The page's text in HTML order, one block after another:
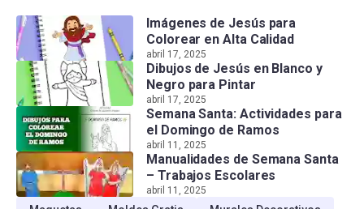
Imágenes de Jesús para
Colorear en Alta Calidad
abril 17, 2025
Dibujos de Jesús en Blanco y
Negro para Pintar
abril 17, 2025
Semana Santa: Actividades para
el Domingo de Ramos
abril 11, 2025
Manualidades de Semana Santa
– Trabajos Escolares
abril 11, 2025